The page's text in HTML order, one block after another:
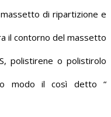
di ripartizione e
il contorno del massetto
polistirene o polistirolo
modo il così detto “